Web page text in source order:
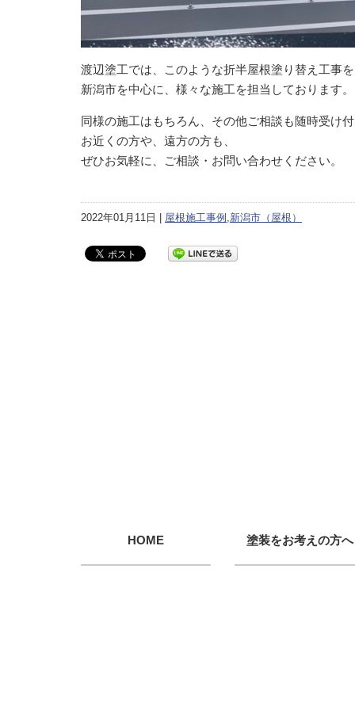
渡辺塗工では、このような折半屋根塗り替え工事
新潟市を中心に、様々な施工を担当しております。
同様の施工はもちろん、その他ご相談も随時受け
お近くの方や、遠方の方も、
ぜひお気軽に、ご相談・お問い合わせください。
2022年01月11日 | 屋根施工事例 ,新潟市（屋根）
HOME 塗装をお考えの方へ